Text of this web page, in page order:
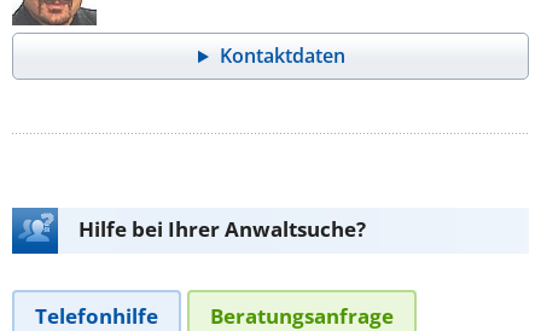
Kontaktdaten
Hilfe bei Ihrer Anwaltsuche?
Telefonhilfe Beratungsanfrage